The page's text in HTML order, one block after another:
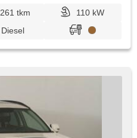
261 tkm
110 kW
Diesel